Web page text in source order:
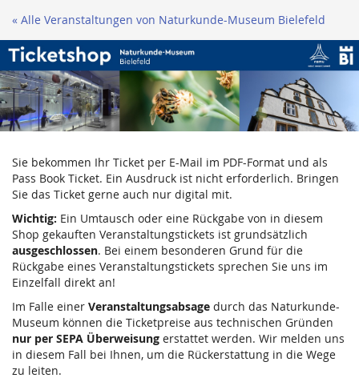
Zum
Inhalt
springen
« Alle Veranstaltungen von Naturkunde-Museum Bielefeld
Sie bekommen Ihr Ticket per E-Mail im PDF-Format und als
Pass Book Ticket. Ein Ausdruck ist nicht erforderlich. Bringen
Sie das Ticket gerne auch nur digital mit.
Wichtig: Ein Umtausch oder eine Rückgabe von in diesem
Shop gekauften Veranstaltungstickets ist grundsätzlich
ausgeschlossen. Bei einem besonderen Grund für die
Rückgabe eines Veranstaltungstickets sprechen Sie uns im
Einzelfall direkt an!
Im Falle einer Veranstaltungsabsage durch das Naturkunde-
Museum können die Ticketpreise aus technischen Gründen
nur per SEPA Überweisung erstattet werden. Wir melden uns
in diesem Fall bei Ihnen, um die Rückerstattung in die Wege
zu leiten.